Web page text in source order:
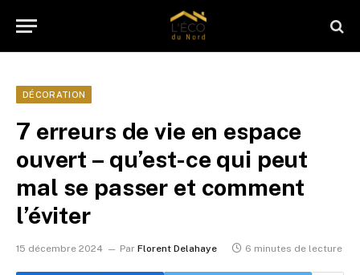
DÉCORATION
7 erreurs de vie en espace
ouvert – qu’est-ce qui peut
mal se passer et comment
l’éviter
15 décembre 2024 Par Florent Delahaye 6 minutes de lecture